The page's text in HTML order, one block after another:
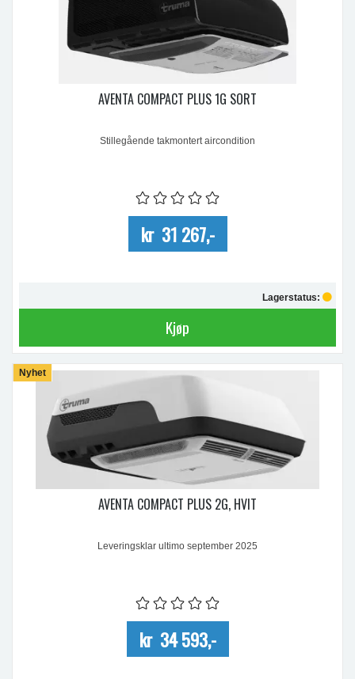
AVENTA COMPACT PLUS 1G SORT
Stillegående takmontert aircondition
kr 31 267,-
Lagerstatus:
Kjøp
Nyhet
AVENTA COMPACT PLUS 2G, HVIT
Leveringsklar ultimo september 2025
kr 34 593,-